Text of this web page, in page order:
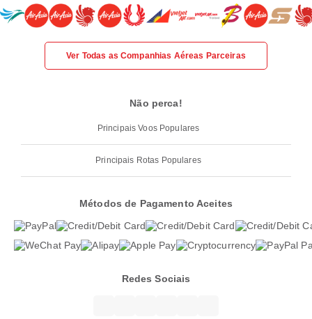
Ver Todas as Companhias Aéreas Parceiras
Não perca!
Principais Voos Populares
Principais Rotas Populares
Métodos de Pagamento Aceites
Redes Sociais